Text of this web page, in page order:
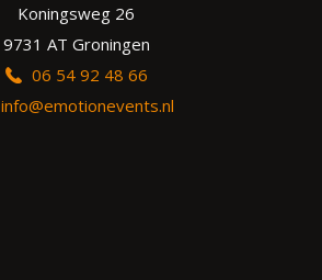
Koningsweg 26
9731 AT Groningen
06 54 92 48 66
info@emotionevents.nl